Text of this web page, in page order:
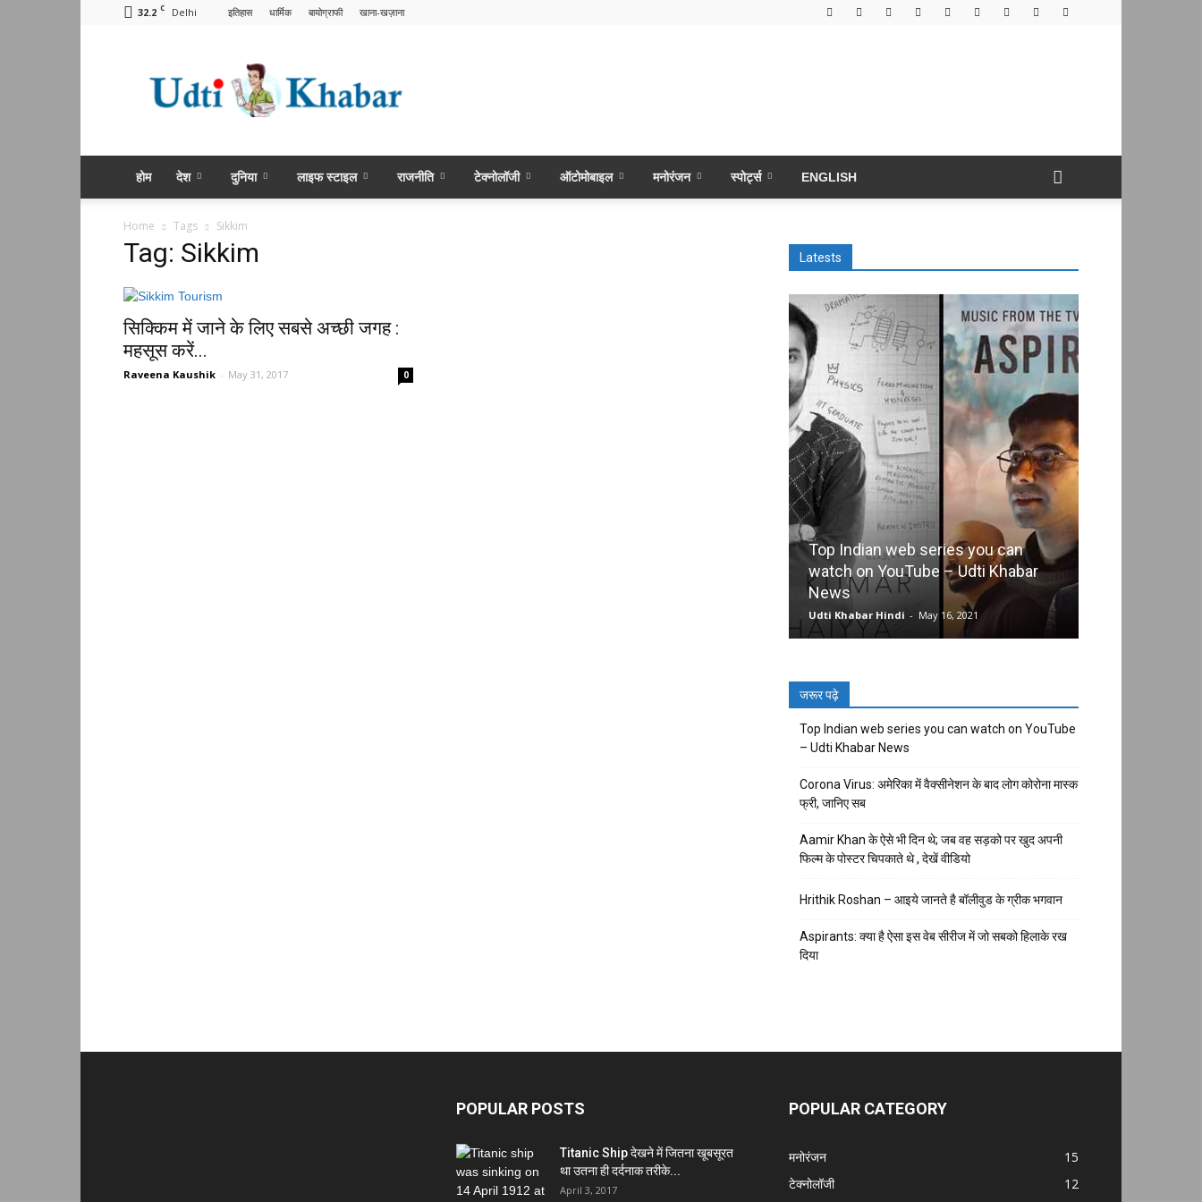
32.2 C Delhi इतिहास धार्मिक बायोग्राफी खाना-खज़ाना
Khabar
Hindi
होम देश दुनिया लाइफ स्टाइल राजनीति टेक्नोलॉजी ऑटोमोबाइल मनोरंजन स्पोर्ट्स ENGLISH
Home Tags Sikkim
Tag: Sikkim
सिक्किम में जाने के लिए सबसे अच्छी जगह :
महसूस करें...
Raveena Kaushik - May 31, 2017 0
Latests
Top Indian web series you can
watch on YouTube – Udti Khabar
News
Udti Khabar Hindi - May 16, 2021
जरूर पढ़े
Top Indian web series you can watch on YouTube
– Udti Khabar News
Corona Virus: अमेरिका में वैक्सीनेशन के बाद लोग कोरोना मास्क
फ्री, जानिए सब
Aamir Khan के ऐसे भी दिन थे; जब वह सड़को पर खुद अपनी
फिल्म के पोस्टर चिपकाते थे , देखें वीडियो
Hrithik Roshan – आइये जानते है बॉलीवुड के ग्रीक भगवान
Aspirants: क्या है ऐसा इस वेब सीरीज में जो सबको हिलाके रख
दिया
POPULAR POSTS
Titanic Ship देखने में जितना खूबसूरत
था उतना ही दर्दनाक तरीके...
April 3, 2017
POPULAR CATEGORY
मनोरंजन
15
टेक्नोलॉजी
12